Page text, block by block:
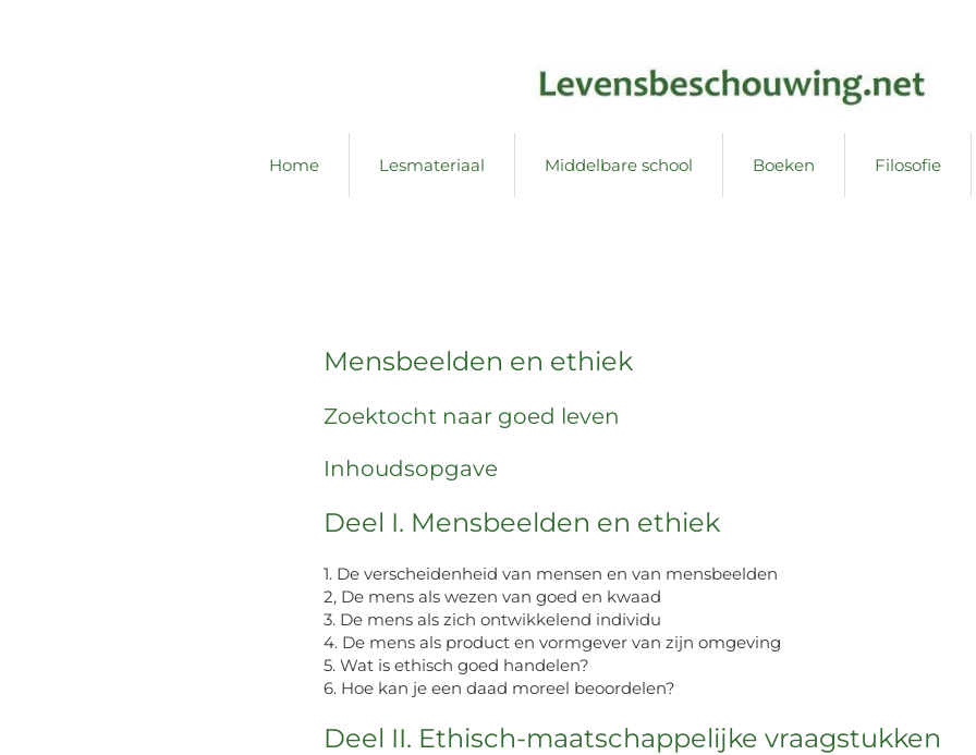
Home Lesmateriaal Middelbare school Boeken Filosofie
Mensbeelden en ethiek
Zoektocht naar goed leven
Inhoudsopgave
Deel I. Mensbeelden en ethiek
1. De verscheidenheid van mensen en van mensbeelden
2, De mens als wezen van goed en kwaad
3. De mens als zich ontwikkelend individu
4. De mens als product en vormgever van zijn omgeving
5. Wat is ethisch goed handelen?
6. Hoe kan je een daad moreel beoordelen?
Deel II. Ethisch-maatschappelijke vraagstukken